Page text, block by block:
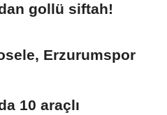
gollü siftah!
Erzurumspor
10 araçlı